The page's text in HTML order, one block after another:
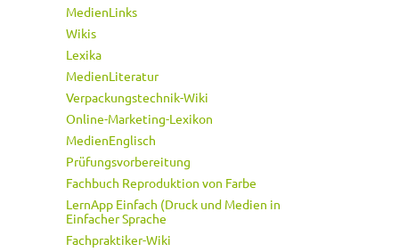
MedienLinks
Wikis
Lexika
MedienLiteratur
Verpackungstechnik-Wiki
Online-Marketing-Lexikon
MedienEnglisch
Prüfungsvorbereitung
Fachbuch Reproduktion von Farbe
LernApp Einfach (Druck und Medien in
Einfacher Sprache
Fachpraktiker-Wiki